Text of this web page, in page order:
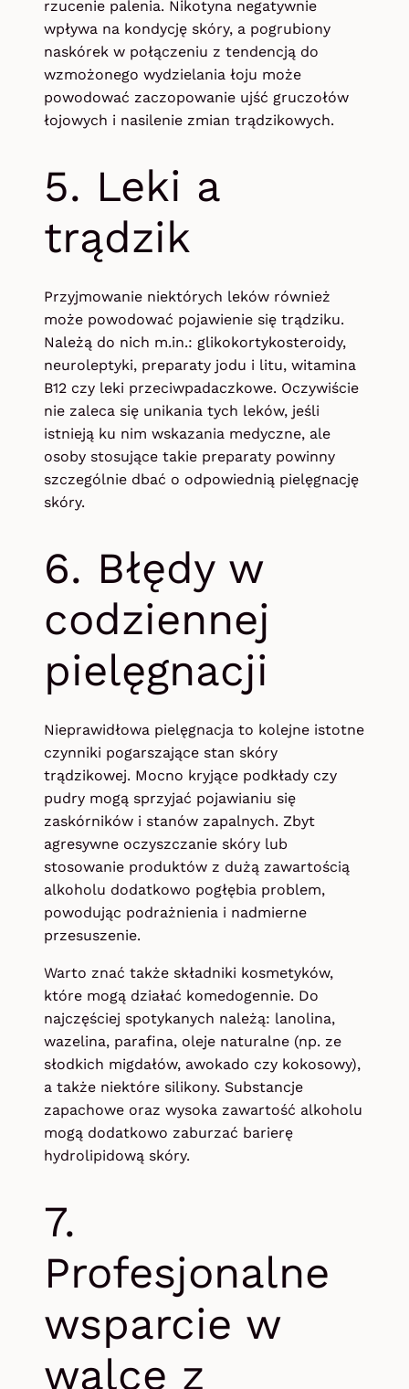
rzucenie palenia. Nikotyna negatywnie
wpływa na kondycję skóry, a pogrubiony
naskórek w połączeniu z tendencją do
wzmożonego wydzielania łoju może
powodować zaczopowanie ujść gruczołów
łojowych i nasilenie zmian trądzikowych.
5. Leki a
trądzik
Przyjmowanie niektórych leków również
może powodować pojawienie się trądziku.
Należą do nich m.in.: glikokortykosteroidy,
neuroleptyki, preparaty jodu i litu, witamina
B12 czy leki przeciwpadaczkowe. Oczywiście
nie zaleca się unikania tych leków, jeśli
istnieją ku nim wskazania medyczne, ale
osoby stosujące takie preparaty powinny
szczególnie dbać o odpowiednią pielęgnację
skóry.
6. Błędy w
codziennej
pielęgnacji
Nieprawidłowa pielęgnacja to kolejne istotne
czynniki pogarszające stan skóry
trądzikowej. Mocno kryjące podkłady czy
pudry mogą sprzyjać pojawianiu się
zaskórników i stanów zapalnych. Zbyt
agresywne oczyszczanie skóry lub
stosowanie produktów z dużą zawartością
alkoholu dodatkowo pogłębia problem,
powodując podrażnienia i nadmierne
przesuszenie.
Warto znać także składniki kosmetyków,
które mogą działać komedogennie. Do
najczęściej spotykanych należą: lanolina,
wazelina, parafina, oleje naturalne (np. ze
słodkich migdałów, awokado czy kokosowy),
a także niektóre silikony. Substancje
zapachowe oraz wysoka zawartość alkoholu
mogą dodatkowo zaburzać barierę
hydrolipidową skóry.
7.
Profesjonalne
wsparcie w
walce z